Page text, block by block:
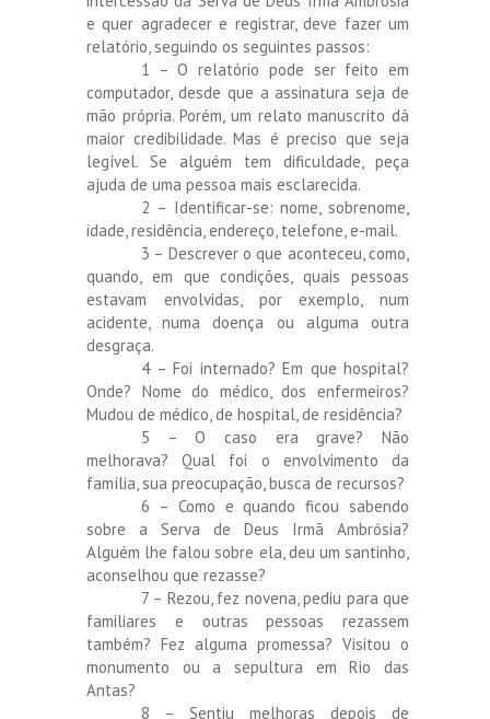
e quer agradecer e registrar, deve fazer um
relatório, seguindo os seguintes passos:
1 – O relatório pode ser feito em
computador, desde que a assinatura seja de
mão própria. Porém, um relato manuscrito dá
maior credibilidade. Mas é preciso que seja
legível. Se alguém tem dificuldade, peça
ajuda de uma pessoa mais esclarecida.
2 – Identificar-se: nome, sobrenome,
idade, residência, endereço, telefone, e-mail.
3 – Descrever o que aconteceu, como,
quando, em que condições, quais pessoas
estavam envolvidas, por exemplo, num
acidente, numa doença ou alguma outra
desgraça.
4 – Foi internado? Em que hospital?
Onde? Nome do médico, dos enfermeiros?
Mudou de médico, de hospital, de residência?
5 – O caso era grave? Não
melhorava? Qual foi o envolvimento da
família, sua preocupação, busca de recursos?
6 – Como e quando ficou sabendo
sobre a Serva de Deus Irmã Ambrósia?
Alguém lhe falou sobre ela, deu um santinho,
aconselhou que rezasse?
7 – Rezou, fez novena, pediu para que
familiares e outras pessoas rezassem
também? Fez alguma promessa? Visitou o
monumento ou a sepultura em Rio das
Antas?
8 – Sentiu melhoras depois de